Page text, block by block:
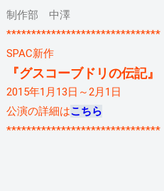
制作部 中澤
*******************************
SPAC新作
『グスコーブドリの伝記』
2015年1月13日～2月1日
公演の詳細はこちら
*******************************